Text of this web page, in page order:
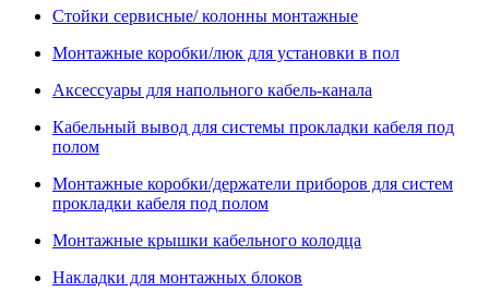
Стойки сервисные/ колонны монтажные
Монтажные коробки/люк для установки в пол
Аксессуары для напольного кабель-канала
Кабельный вывод для системы прокладки кабеля под
полом
Монтажные коробки/держатели приборов для систем
прокладки кабеля под полом
Монтажные крышки кабельного колодца
Накладки для монтажных блоков